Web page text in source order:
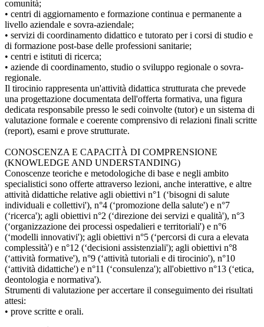
comunità;
• centri di aggiornamento e formazione continua e permanente a
livello aziendale e sovra-aziendale;
• servizi di coordinamento didattico e tutorato per i corsi di studio e
di formazione post-base delle professioni sanitarie;
• centri e istituti di ricerca;
• aziende di coordinamento, studio o sviluppo regionale o sovra-
regionale.
Il tirocinio rappresenta un'attività didattica strutturata che prevede
una progettazione documentata dell'offerta formativa, una figura
dedicata responsabile presso le sedi coinvolte (tutor) e un sistema di
valutazione formale e coerente comprensivo di relazioni finali scritte
(report), esami e prove strutturate.
CONOSCENZA E CAPACITÀ DI COMPRENSIONE
(KNOWLEDGE AND UNDERSTANDING)
Conoscenze teoriche e metodologiche di base e negli ambito
specialistici sono offerte attraverso lezioni, anche interattive, e altre
attività didattiche relative agli obiettivi n°1 (‘bisogni di salute
individuali e collettivi'), n°4 (‘promozione della salute') e n°7
(‘ricerca'); agli obiettivi n°2 (‘direzione dei servizi e qualità'), n°3
(‘organizzazione dei processi ospedalieri e territoriali') e n°6
(‘modelli innovativi'); agli obiettivi n°5 (‘percorsi di cura a elevata
complessità') e n°12 (‘decisioni assistenziali'); agli obiettivi n°8
(‘attività formative'), n°9 (‘attività tutoriali e di tirocinio'), n°10
(‘attività didattiche') e n°11 (‘consulenza'); all'obiettivo n°13 (‘etica,
deontologia e normativa').
Strumenti di valutazione per accertare il conseguimento dei risultati
attesi:
• prove scritte e orali.